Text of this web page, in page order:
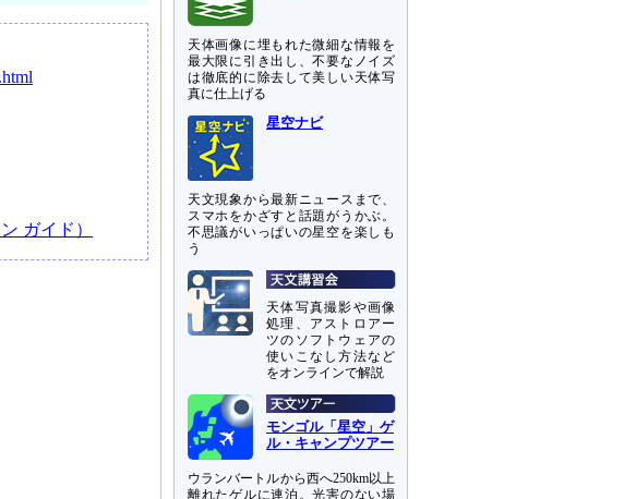
ガイド）
天体画像に埋もれた微細な情報を
最大限に引き出し、不要なノイズ
は徹底的に除去して美しい天体写
真に仕上げる
星空ナビ
天文現象から最新ニュースまで、
スマホをかざすと話題がうかぶ。
不思議がいっぱいの星空を楽しも
う
天体写真撮影や画像
処理、アストロアー
ツのソフトウェアの
使いこなし方法など
をオンラインで解説
モンゴル「星空」ゲ
ル・キャンプツアー
ウランバートルから西へ250km以上
離れたゲルに連泊。光害のない場